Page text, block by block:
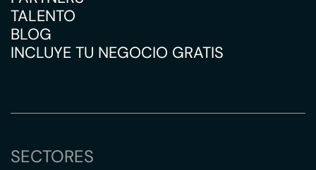
TALENTO
BLOG
INCLUYE TU NEGOCIO GRATIS
SECTORES